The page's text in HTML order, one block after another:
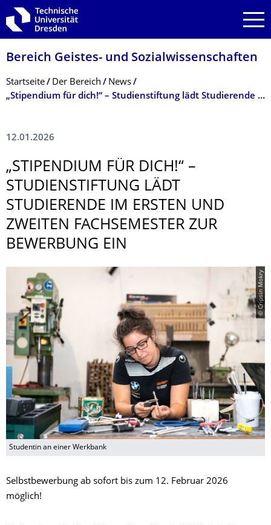
Zur Hauptnavigation springen
Zur Suche springen
Zum Inhalt springen
Bereich Geistes- und Sozialwissenschaf­ten
Breadcrumb-Menü
Startseite Der Bereich
News
„Stipendium für dich!“ – Studienstiftung lädt Studierende zur Bewerbung ein
12.01.2026
„STIPENDIUM FÜR DICH!“ –
STUDIENSTIFTUNG LÄDT
STUDIERENDE IM ERSTEN UND
ZWEITEN FACHSEMESTER ZUR
BEWERBUNG EIN
© Cripsin Mokry
Studentin an einer Werkbank
Selbstbewerbung ab sofort bis zum 12. Februar 2026
möglich!